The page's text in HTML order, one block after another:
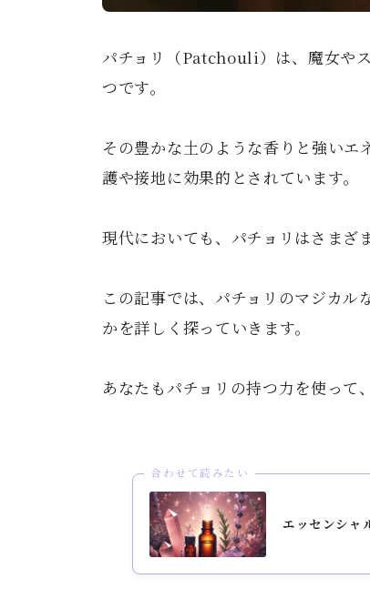
パチョリ（Patchouli）は、魔女や
つです。
その豊かな土のような香りと強い
護や接地に効果的とされています。
現代においても、パチョリはさまざ
この記事では、パチョリのマジカル
かを詳しく探っていきます。
あなたもパチョリの持つ力を使って
合わせて読みたい
エッセンシャ